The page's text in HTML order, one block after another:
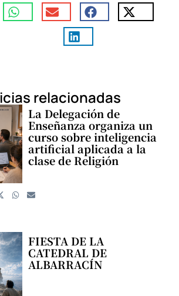
relacionadas
La Delegación de
Enseñanza organiza un
curso sobre inteligencia
artificial aplicada a la
clase de Religión
FIESTA DE LA
CATEDRAL DE
ALBARRACÍN